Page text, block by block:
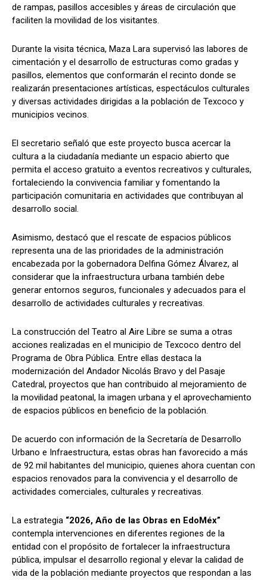
de rampas, pasillos accesibles y áreas de circulación que
faciliten la movilidad de los visitantes.
Durante la visita técnica, Maza Lara supervisó las labores de
cimentación y el desarrollo de estructuras como gradas y
pasillos, elementos que conformarán el recinto donde se
realizarán presentaciones artísticas, espectáculos culturales
y diversas actividades dirigidas a la población de Texcoco y
municipios vecinos.
El secretario señaló que este proyecto busca acercar la
cultura a la ciudadanía mediante un espacio abierto que
permita el acceso gratuito a eventos recreativos y culturales,
fortaleciendo la convivencia familiar y fomentando la
participación comunitaria en actividades que contribuyan al
desarrollo social.
Asimismo, destacó que el rescate de espacios públicos
representa una de las prioridades de la administración
encabezada por la gobernadora Delfina Gómez Álvarez, al
considerar que la infraestructura urbana también debe
generar entornos seguros, funcionales y adecuados para el
desarrollo de actividades culturales y recreativas.
La construcción del Teatro al Aire Libre se suma a otras
acciones realizadas en el municipio de Texcoco dentro del
Programa de Obra Pública. Entre ellas destaca la
modernización del Andador Nicolás Bravo y del Pasaje
Catedral, proyectos que han contribuido al mejoramiento de
la movilidad peatonal, la imagen urbana y el aprovechamiento
de espacios públicos en beneficio de la población.
De acuerdo con información de la Secretaría de Desarrollo
Urbano e Infraestructura, estas obras han favorecido a más
de 92 mil habitantes del municipio, quienes ahora cuentan con
espacios renovados para la convivencia y el desarrollo de
actividades comerciales, culturales y recreativas.
La estrategia “2026, Año de las Obras en EdoMéx”
contempla intervenciones en diferentes regiones de la
entidad con el propósito de fortalecer la infraestructura
pública, impulsar el desarrollo regional y elevar la calidad de
vida de la población mediante proyectos que respondan a las